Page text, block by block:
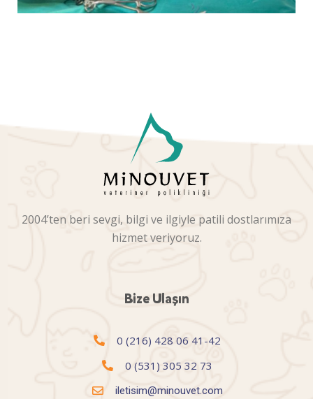
2004’ten beri sevgi, bilgi ve ilgiyle patili dostlarımıza
hizmet veriyoruz.
Bize Ulaşın
0 (216) 428 06 41-42
0 (531) 305 32 73
iletisim@minouvet.com